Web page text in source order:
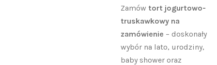
Zamów tort jogurtowo-
truskawkowy na
zamówienie – doskonały
wybór na lato, urodziny,
baby shower oraz